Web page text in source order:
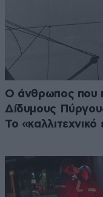
Ο άνθρωπος που
Δίδυμους
Το